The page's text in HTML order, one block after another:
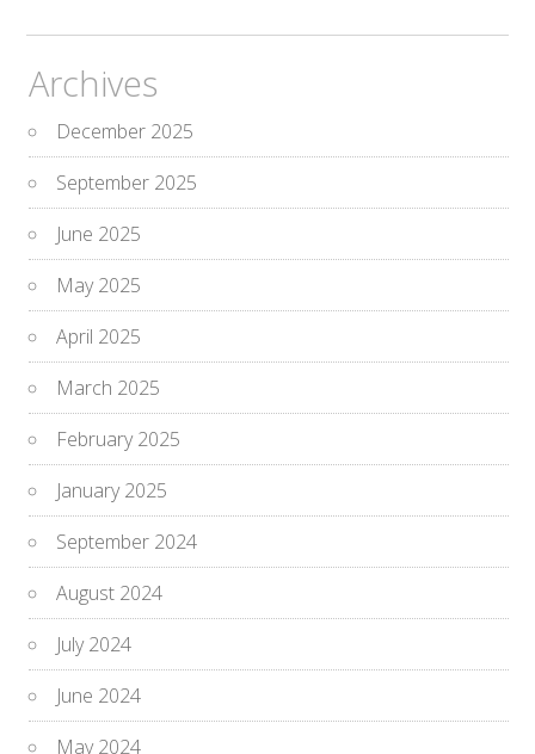
Archives
December 2025
September 2025
June 2025
May 2025
April 2025
March 2025
February 2025
January 2025
September 2024
August 2024
July 2024
June 2024
May 2024